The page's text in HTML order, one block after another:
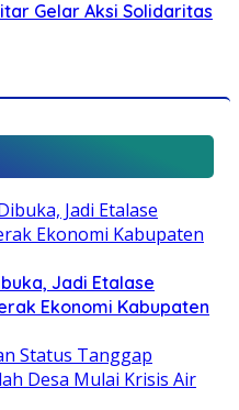
Gelar Aksi Solidaritas
Jadi Etalase
Ekonomi Kabupaten